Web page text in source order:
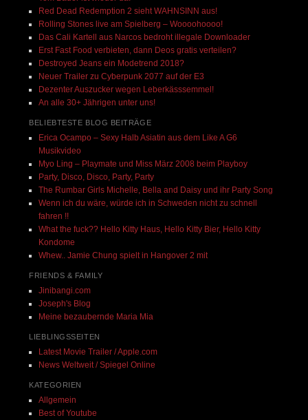
Red Dead Redemption 2 sieht WAHNSINN aus!
Rolling Stones live am Spielberg – Woooohoooo!
Das Cali Kartell aus Narcos bedroht illegale Downloader
Erst Fast Food verbieten, dann Deos gratis verteilen?
Destroyed Jeans ein Modetrend 2018?
Neuer Trailer zu Cyberpunk 2077 auf der E3
Dezenter Auszucker wegen Leberkässsemmel!
An alle 30+ Jährigen unter uns!
BELIEBTESTE BLOG BEITRÄGE
Erica Ocampo – Sexy Halb Asiatin aus dem Like A G6
Musikvideo
Myo Ling – Playmate und Miss März 2008 beim Playboy
Party, Disco, Disco, Party, Party
The Rumbar Girls Michelle, Bella and Daisy und ihr Party Song
Wenn ich du wäre, würde ich in Schweden nicht zu schnell
fahren !!
What the fuck?? Hello Kitty Haus, Hello Kitty Bier, Hello Kitty
Kondome
Whew.. Jamie Chung spielt in Hangover 2 mit
FRIENDS & FAMILY
Jinibangi.com
Joseph's Blog
Meine bezaubernde Maria Mia
LIEBLINGSSEITEN
Latest Movie Trailer / Apple.com
News Weltweit / Spiegel Online
KATEGORIEN
Allgemein
Best of Youtube